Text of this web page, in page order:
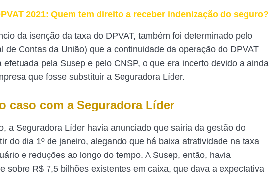
2021: Quem tem direito a receber indenização do seguro?
da isenção da taxa do DPVAT, também foi determinado pelo
de Contas da União) que a continuidade da operação do DPVAT
efetuada pela Susep e pelo CNSP, o que era incerto devido a ainda
que fosse substituir a Seguradora Líder.
caso com a Seguradora Líder
a Seguradora Líder havia anunciado que sairia da gestão do
do dia 1º de janeiro, alegando que há baixa atratividade na taxa
e reduções ao longo do tempo. A Susep, então, havia
sobre R$ 7,5 bilhões existentes em caixa, que dava a expectativa